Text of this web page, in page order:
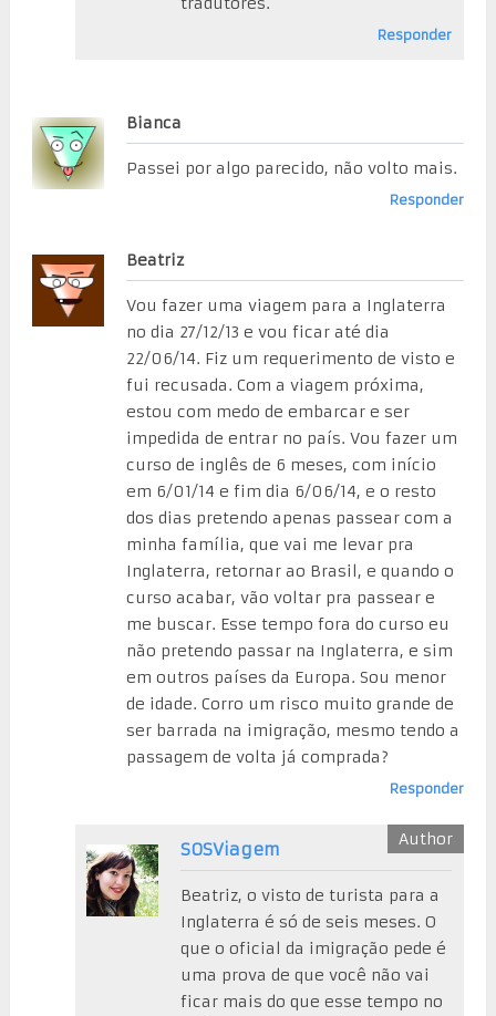
Responder
Bianca
Passei por algo parecido, não volto mais.
Responder
Beatriz
Vou fazer uma viagem para a Inglaterra
no dia 27/12/13 e vou ficar até dia
22/06/14. Fiz um requerimento de visto e
fui recusada. Com a viagem próxima,
estou com medo de embarcar e ser
impedida de entrar no país. Vou fazer um
curso de inglês de 6 meses, com início
em 6/01/14 e fim dia 6/06/14, e o resto
dos dias pretendo apenas passear com a
minha família, que vai me levar pra
Inglaterra, retornar ao Brasil, e quando o
curso acabar, vão voltar pra passear e
me buscar. Esse tempo fora do curso eu
não pretendo passar na Inglaterra, e sim
em outros países da Europa. Sou menor
de idade. Corro um risco muito grande de
ser barrada na imigração, mesmo tendo a
passagem de volta já comprada?
Responder
SOSViagem
Beatriz, o visto de turista para a
Inglaterra é só de seis meses. O
que o oficial da imigração pede é
uma prova de que você não vai
ficar mais do que esse tempo no